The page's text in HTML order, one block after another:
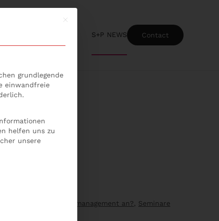
S+P NEWS Contact
kommt es im Projektmanagement an?
Seminare
Mit diesem Button wird der Dialog
Gruppen, für die eine Einwilligung erteilt werden
grundlegende
einwandfreie
helfen uns zu
unsere